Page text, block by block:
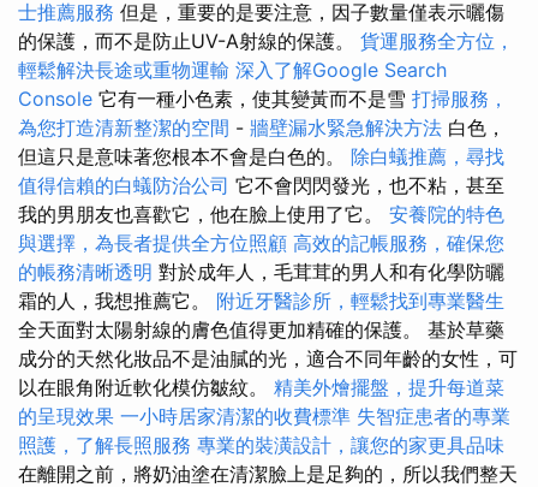
士推薦服務 但是，重要的是要注意，因子數量僅表示曬傷
的保護，而不是防止UV-A射線的保護。 貨運服務全方位，
輕鬆解決長途或重物運輸 深入了解Google Search
Console 它有一種小色素，使其變黃而不是雪 打掃服務，
為您打造清新整潔的空間 - 牆壁漏水緊急解決方法 白色，
但這只是意味著您根本不會是白色的。 除白蟻推薦，尋找
值得信賴的白蟻防治公司 它不會閃閃發光，也不粘，甚至
我的男朋友也喜歡它，他在臉上使用了它。 安養院的特色
與選擇，為長者提供全方位照顧 高效的記帳服務，確保您
的帳務清晰透明 對於成年人，毛茸茸的男人和有化學防曬
霜的人，我想推薦它。 附近牙醫診所，輕鬆找到專業醫生
全天面對太陽射線的膚色值得更加精確的保護。 基於草藥
成分的天然化妝品不是油膩的光，適合不同年齡的女性，可
以在眼角附近軟化模仿皺紋。 精美外燴擺盤，提升每道菜
的呈現效果 一小時居家清潔的收費標準 失智症患者的專業
照護，了解長照服務 專業的裝潢設計，讓您的家更具品味
在離開之前，將奶油塗在清潔臉上是足夠的，所以我們整天